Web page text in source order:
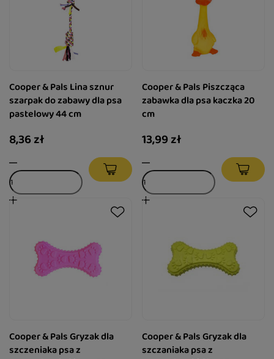
Cooper & Pals Lina sznur
szarpak do zabawy dla psa
pastelowy 44 cm
8,36 zł
Cooper & Pals Piszcząca
zabawka dla psa kaczka 20
cm
13,99 zł
Cooper & Pals Gryzak dla
szczeniaka psa z
Cooper & Pals Gryzak dla
szczaniaka psa z